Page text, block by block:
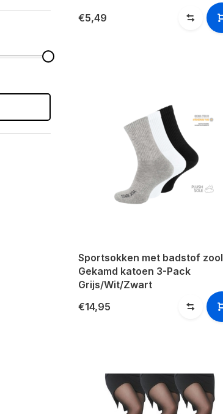
€5,49
Sportsokken met badstof zool
Gekamd katoen 3-Pack
Grijs/Wit/Zwart
€14,95